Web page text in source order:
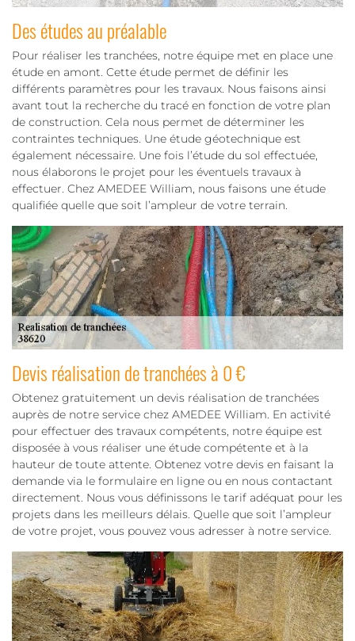
Des études au préalable
Pour réaliser les tranchées, notre équipe met en place une
étude en amont. Cette étude permet de définir les
différents paramètres pour les travaux. Nous faisons ainsi
avant tout la recherche du tracé en fonction de votre plan
de construction. Cela nous permet de déterminer les
contraintes techniques. Une étude géotechnique est
également nécessaire. Une fois l’étude du sol effectuée,
nous élaborons le projet pour les éventuels travaux à
effectuer. Chez AMEDEE William, nous faisons une étude
qualifiée quelle que soit l’ampleur de votre terrain.
Devis réalisation de tranchées à 0 €
Obtenez gratuitement un devis réalisation de tranchées
auprès de notre service chez AMEDEE William. En activité
pour effectuer des travaux compétents, notre équipe est
disposée à vous réaliser une étude compétente et à la
hauteur de toute attente. Obtenez votre devis en faisant la
demande via le formulaire en ligne ou en nous contactant
directement. Nous vous définissons le tarif adéquat pour les
projets dans les meilleurs délais. Quelle que soit l’ampleur
de votre projet, vous pouvez vous adresser à notre service.